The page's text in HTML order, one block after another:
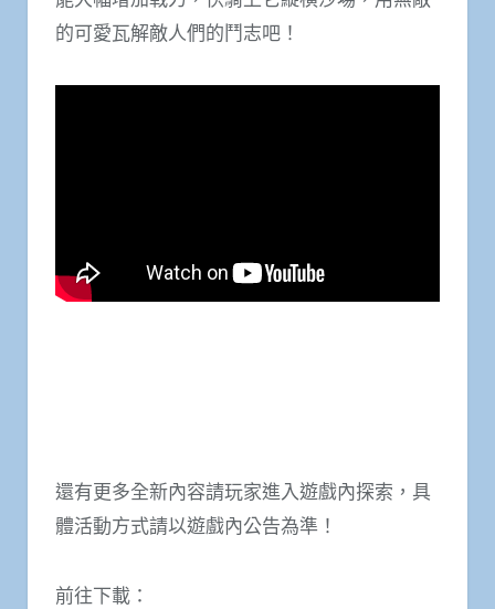
的可愛瓦解敵人們的鬥志吧！
還有更多全新內容請玩家進入遊戲內探索，具
體活動方式請以遊戲內公告為準！
前往下載：